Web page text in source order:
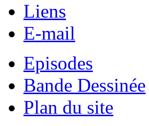
Liens
E-mail
Episodes
Bande Dessinée
Plan du site